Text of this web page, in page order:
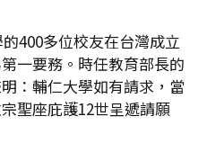
400多位校友在台灣成立
一要務。時任教育部長的
：輔仁大學如有請求，當
聖座庇護12世呈遞請願